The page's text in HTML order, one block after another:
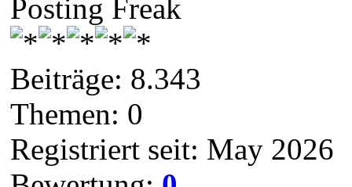
Posting Freak
Beiträge: 8.343
Themen: 0
Registriert seit: May 2026